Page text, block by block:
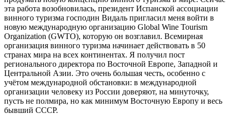
эта работа возобновилась, президент Испанской ассоциации
винного туризма господин Видаль пригласил меня войти в
новую международную организацию Global Wine Tourism
Organization (GWTO), которую он возглавил. Всемирная
организация винного туризма начинает действовать в 50
странах мира на всех континентах. Я получил пост
регионального директора по Восточной Европе, Западной и
Центральной Азии. Это очень большая честь, особенно с
учётом международной обстановки: в международной
организации человеку из России доверяют, на минуточку,
пусть не полмира, но как минимум Восточную Европу и весь
бывший СССР.